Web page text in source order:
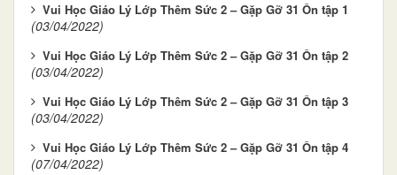
Vui Học Giáo Lý Lớp Thêm Sức 2 – Gặp Gỡ 31 Ôn tập 1
(03/04/2022)
Vui Học Giáo Lý Lớp Thêm Sức 2 – Gặp Gỡ 31 Ôn tập 2
(03/04/2022)
Vui Học Giáo Lý Lớp Thêm Sức 2 – Gặp Gỡ 31 Ôn tập 3
(03/04/2022)
Vui Học Giáo Lý Lớp Thêm Sức 2 – Gặp Gỡ 31 Ôn tập 4
(07/04/2022)